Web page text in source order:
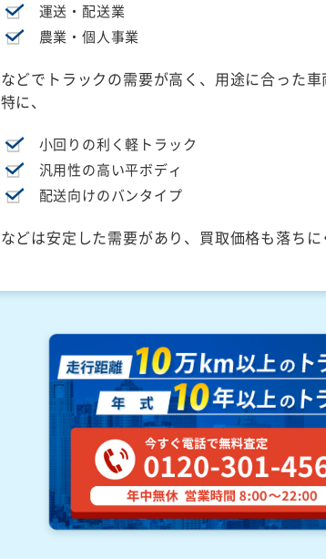
運送・配送業
農業・個人事業
などでトラックの需要が高く、用途に合った車
特に、
小回りの利く軽トラック
汎用性の高い平ボディ
配送向けのバンタイプ
などは安定した需要があり、買取価格も落ちに